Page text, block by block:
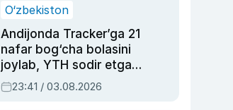
O‘zbekiston
Andijonda Tracker’ga 21
nafar bog‘cha bolasini
joylab, YTH sodir etgan
ayolga sud hukmi o‘qildi
23:41 / 03.08.2026